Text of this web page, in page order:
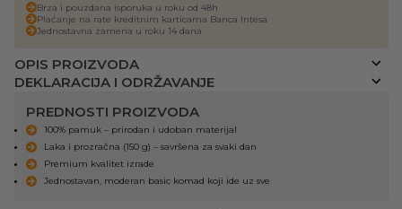
Brza i pouzdana isporuka u roku od 48h
Plaćanje na rate kreditnim karticama Banca Intesa
Jednostavna zamena u roku 14 dana
OPIS PROIZVODA
DEKLARACIJA I ODRŽAVANJE
PREDNOSTI PROIZVODA
100% pamuk – prirodan i udoban materijal
Laka i prozračna (150 g) – savršena za svaki dan
Premium kvalitet izrade
Jednostavan, moderan basic komad koji ide uz sve